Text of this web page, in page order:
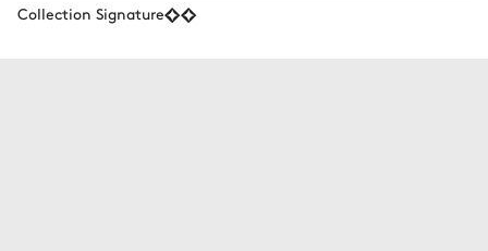
Collection Signature